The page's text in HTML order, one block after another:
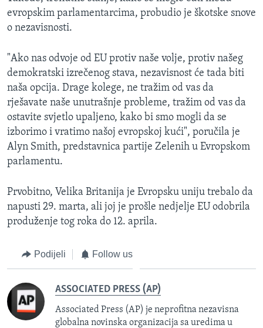
evropskim parlamentarcima, probudio je škotske snove
o nezavisnosti.
"Ako nas odvoje od EU protiv naše volje, protiv našeg
demokratski izrečenog stava, nezavisnost će tada biti
naša opcija. Drage kolege, ne tražim od vas da
rješavate naše unutrašnje probleme, tražim od vas da
ostavite svjetlo upaljeno, kako bi smo mogli da se
izborimo i vratimo našoj evropskoj kući", poručila je
Alyn Smith, predstavnica partije Zelenih u Evropskom
parlamentu.
Prvobitno, Velika Britanija je Evropsku uniju trebalo da
napusti 29. marta, ali joj je prošle nedjelje EU odobrila
produženje tog roka do 12. aprila.
Podijeli Follow us
ASSOCIATED PRESS (AP)
Associated Press (AP) je neprofitna nezavisna
globalna novinska organizacija sa uredima u